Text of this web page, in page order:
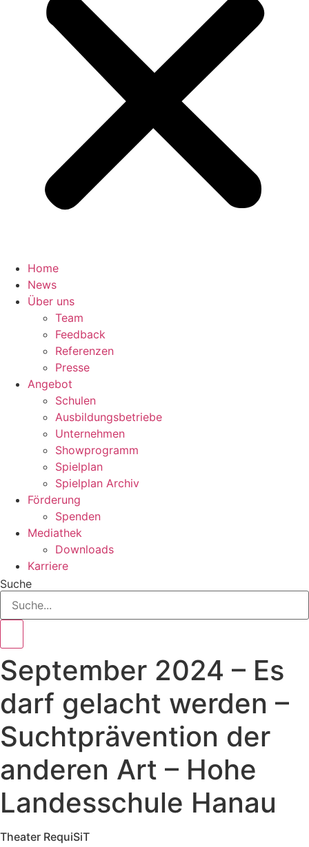
Home
News
Über uns
Team
Feedback
Referenzen
Presse
Angebot
Schulen
Ausbildungsbetriebe
Unternehmen
Showprogramm
Spielplan
Spielplan Archiv
Förderung
Spenden
Mediathek
Downloads
Karriere
Suche
September 2024 – Es
darf gelacht werden –
Suchtprävention der
anderen Art – Hohe
Landesschule Hanau
Theater RequiSiT